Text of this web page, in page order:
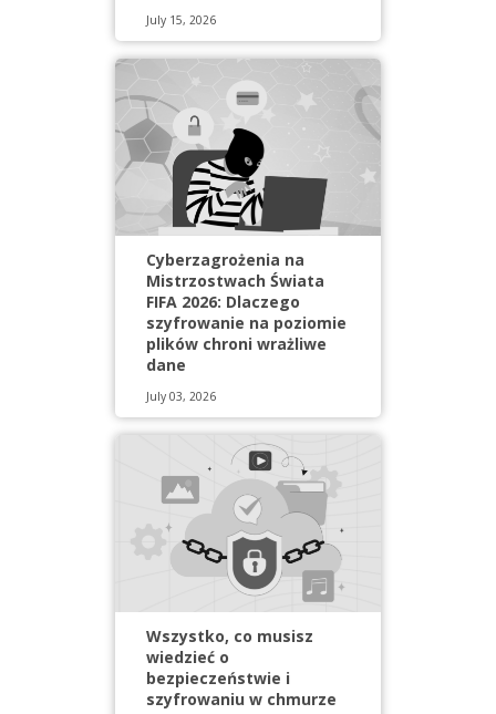
July 15, 2026
Cyberzagrożenia na
Mistrzostwach Świata
FIFA 2026: Dlaczego
szyfrowanie na poziomie
plików chroni wrażliwe
dane
July 03, 2026
Wszystko, co musisz
wiedzieć o
bezpieczeństwie i
szyfrowaniu w chmurze